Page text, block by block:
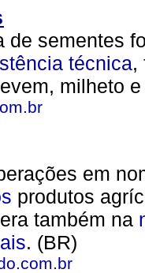
de sementes
técnica,
milheto
em
produtos
também na
. (BR)